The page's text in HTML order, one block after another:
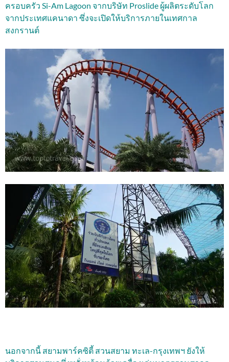
ครอบครัว Si-Am Lagoon จากบริษัท Proslide ผู้ผลิตระดับโลก
จากประเทศแคนาดา ซึ่งจะเปิดให้บริการภายในเทศกาล
สงกรานต์
นอกจากนี้ สยามพาร์คซิตี้ สวนสยาม ทะเล-กรุงเทพฯ ยังให้